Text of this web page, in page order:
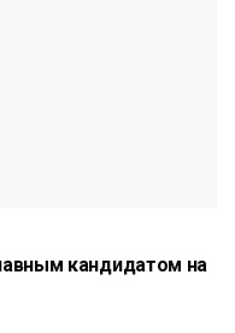
кандидатом на